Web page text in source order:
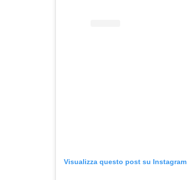
Visualizza questo post su Instagram